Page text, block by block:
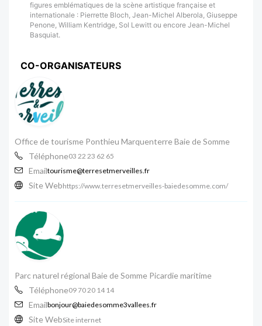
figures emblématiques de la scène artistique française et
internationale : Pierrette Bloch, Jean-Michel Alberola, Giuseppe
Penone, William Kentridge, Sol Lewitt ou encore Jean-Michel
Basquiat.
CO-ORGANISATEURS
Office de tourisme Ponthieu Marquenterre Baie de Somme
Téléphone03 22 23 62 65
Emailtourisme@terresetmerveilles.fr
Site Webhttps://www.terresetmerveilles-baiedesomme.com/
Parc naturel régional Baie de Somme Picardie maritime
Téléphone09 70 20 14 14
Emailbonjour@baiedesomme3vallees.fr
Site WebSite internet